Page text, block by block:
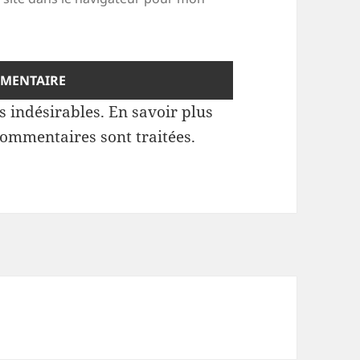
indésirables.En savoir plus
sont traitées.